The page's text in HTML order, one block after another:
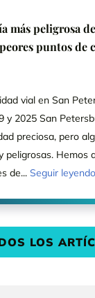
más peligrosa
puntos de
vial en San
y 2025 San
preciosa, pero
peligrosas. Hemos
de... Seguir
LOS